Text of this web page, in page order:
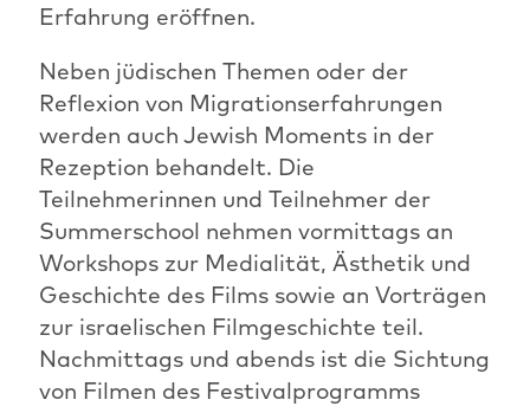
Erfahrung eröffnen.
Neben jüdischen Themen oder der
Reflexion von Migrationserfahrungen
werden auch Jewish Moments in der
Rezeption behandelt. Die
Teilnehmerinnen und Teilnehmer der
Summerschool nehmen vormittags an
Workshops zur Medialität, Ästhetik und
Geschichte des Films sowie an Vorträgen
zur israelischen Filmgeschichte teil.
Nachmittags und abends ist die Sichtung
von Filmen des Festivalprogramms